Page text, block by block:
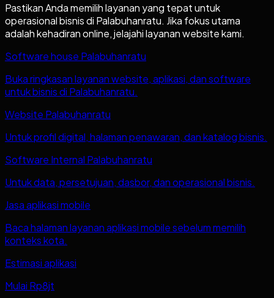
Pastikan Anda memilih layanan yang tepat untuk
operasional bisnis di Palabuhanratu. Jika fokus utama
adalah kehadiran online, jelajahi layanan website kami.
Software house Palabuhanratu
Buka ringkasan layanan website, aplikasi, dan software
untuk bisnis di Palabuhanratu.
Website Palabuhanratu
Untuk profil digital, halaman penawaran, dan katalog bisnis.
Software Internal Palabuhanratu
Untuk data, persetujuan, dasbor, dan operasional bisnis.
Jasa aplikasi mobile
Baca halaman layanan aplikasi mobile sebelum memilih
konteks kota.
Estimasi aplikasi
Mulai Rp8jt